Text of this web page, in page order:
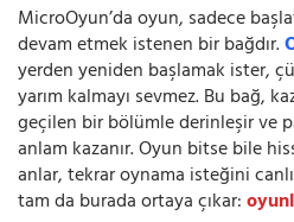
MicroOyun’da oyun, sadece
devam etmek istenen bir bağdır.
yerden yeniden başlamak ister,
yarım kalmayı sevmez. Bu bağ,
geçilen bir bölümle derinleşir ve
anlam kazanır. Oyun bitse bile
anlar, tekrar oynama isteğini
tam da burada ortaya çıkar: